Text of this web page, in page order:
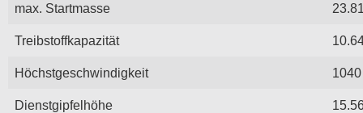
max. Startmasse
Treibstoffkapazität
Höchstgeschwindigkeit
Dienstgipfelhöhe